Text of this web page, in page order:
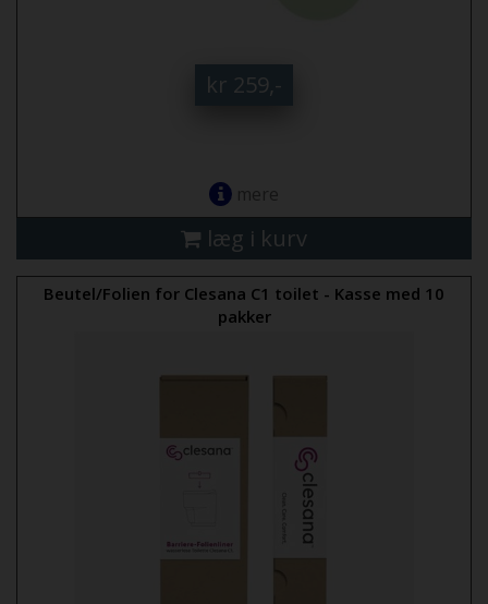
kr 259,-
mere
læg i kurv
Beutel/Folien for Clesana C1 toilet - Kasse med 10
pakker